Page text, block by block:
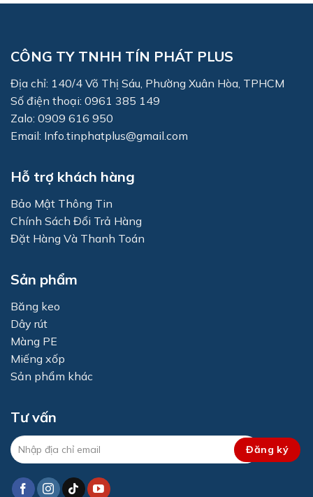
CÔNG TY TNHH TÍN PHÁT PLUS
Địa chỉ: 140/4 Võ Thị Sáu, Phường Xuân Hòa, TPHCM
Số điện thoại: 0961 385 149
Zalo: 0909 616 950
Email: Info.tinphatplus@gmail.com
Hỗ trợ khách hàng
Bảo Mật Thông Tin
Chính Sách Đổi Trả Hàng
Đặt Hàng Và Thanh Toán
Sản phẩm
Băng keo
Dây rút
Màng PE
Miếng xốp
Sản phẩm khác
Tư vấn